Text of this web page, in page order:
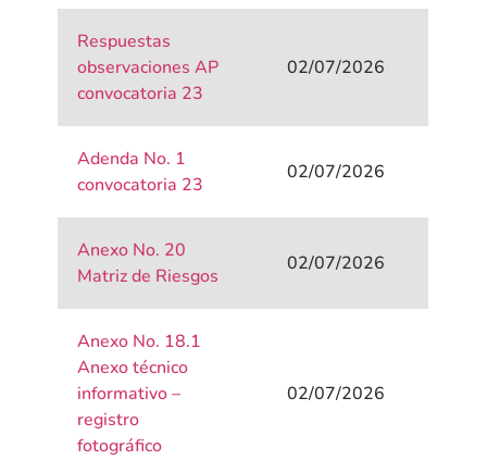
Respuestas
observaciones AP
convocatoria 23
02/07/2026
Adenda No. 1
convocatoria 23
02/07/2026
Anexo No. 20
Matriz de Riesgos
02/07/2026
Anexo No. 18.1
Anexo técnico
informativo –
registro
fotográfico
02/07/2026